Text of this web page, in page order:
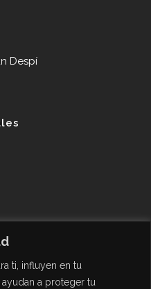
ti, influyen en tu
a proteger tu
Despí